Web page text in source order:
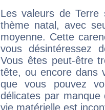
Les valeurs de Terre
thème natal, avec
moyenne. Cette
vous désintéressez
Vous êtes peut-être
tête, ou encore dans
que vous pouvez
délicates par
vie matérielle est